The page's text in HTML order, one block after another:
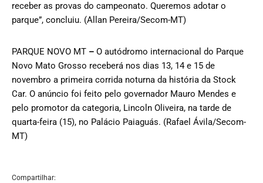
receber as provas do campeonato. Queremos adotar o
parque”, concluiu. (Allan Pereira/Secom-MT)
PARQUE NOVO MT – O autódromo internacional do Parque
Novo Mato Grosso receberá nos dias 13, 14 e 15 de
novembro a primeira corrida noturna da história da Stock
Car. O anúncio foi feito pelo governador Mauro Mendes e
pelo promotor da categoria, Lincoln Oliveira, na tarde de
quarta-feira (15), no Palácio Paiaguás. (Rafael Ávila/Secom-
MT)
Compartilhar: